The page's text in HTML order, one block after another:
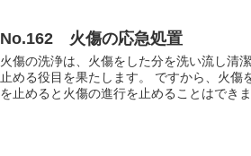
No.162 火傷の応急処置
火傷の洗浄は、火傷をした分を洗い流し清
止める役目を果たします。 ですから、火
を止めると火傷の進行を止めることはできま